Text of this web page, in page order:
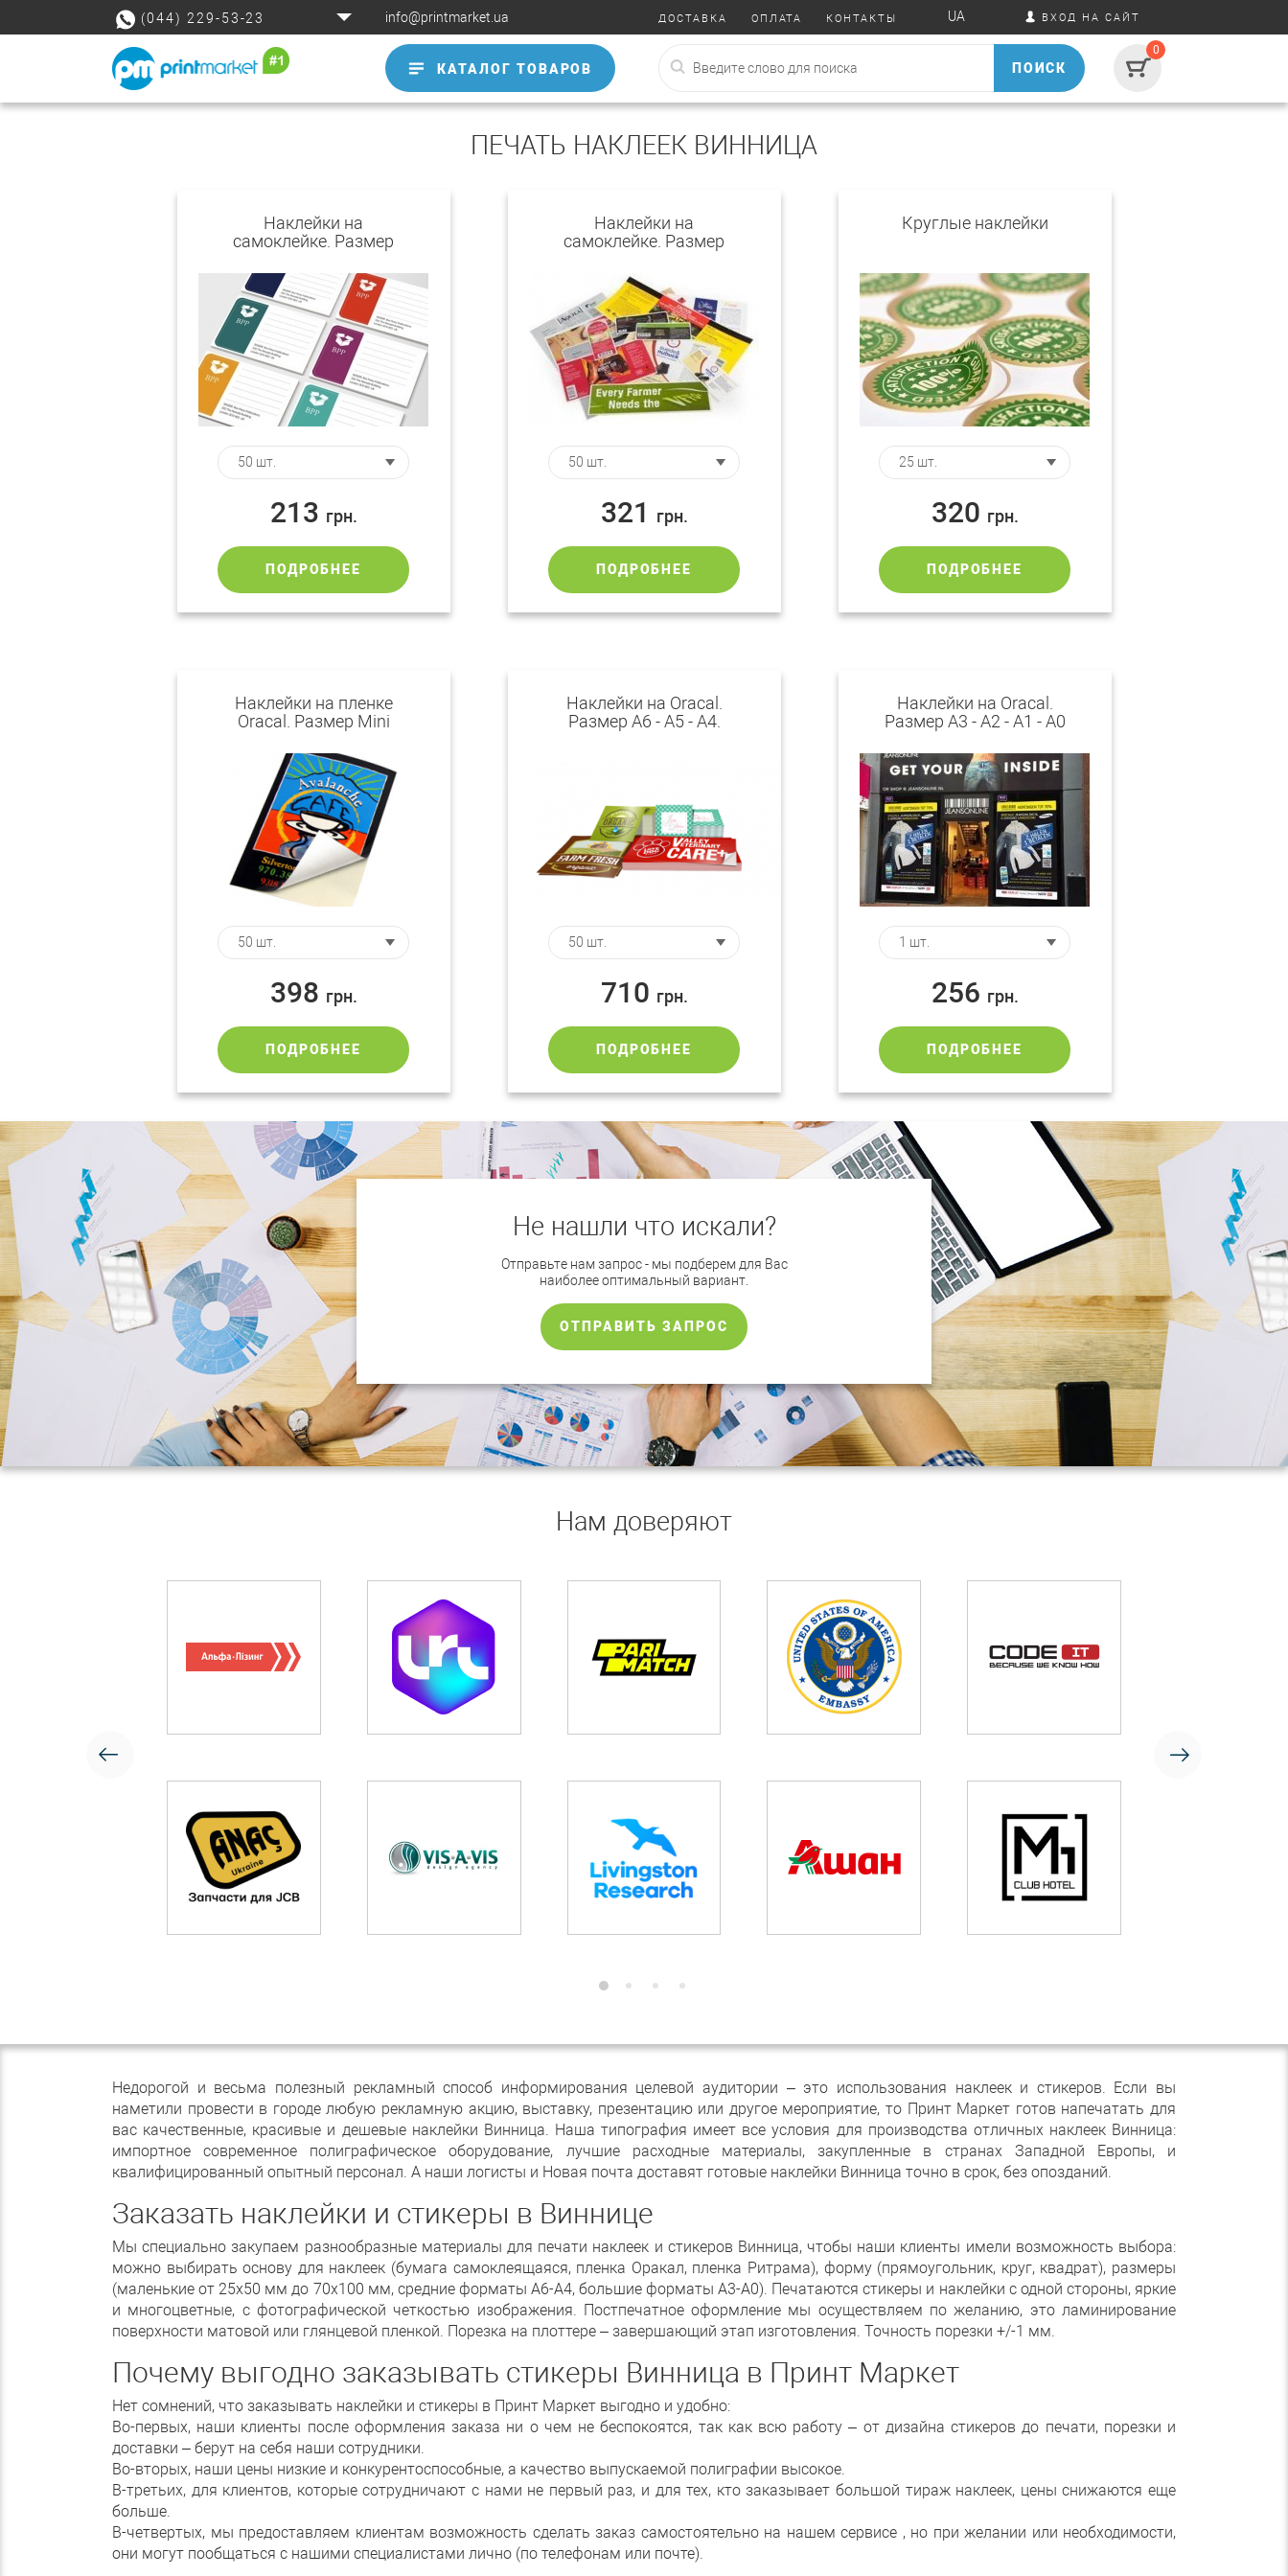
(044) 229-53-23 info@printmarket.ua ДОСТАВКА ОПЛАТА КОНТАКТЫ UA ВХОД НА САЙТ
КАТАЛОГ ТОВАРОВ ПОИСК
0
ПЕЧАТЬ НАКЛЕЕК ВИННИЦА
Наклейки на
самоклейке. Размер
213 грн.
ПОДРОБНЕЕ
Наклейки на
самоклейке. Размер
321 грн.
ПОДРОБНЕЕ
Круглые наклейки
320 грн.
ПОДРОБНЕЕ
Наклейки на пленке
Oracal. Размер Mini
398 грн.
ПОДРОБНЕЕ
Наклейки на Oracal.
Размер А6 - А5 - А4.
710 грн.
ПОДРОБНЕЕ
Наклейки на Oracal.
Размер А3 - А2 - А1 - А0
256 грн.
ПОДРОБНЕЕ
Не нашли что искали?
Отправьте нам запрос - мы подберем для Вас
наиболее оптимальный вариант.
ОТПРАВИТЬ ЗАПРОС
Нам доверяют
Недорогой и весьма полезный рекламный способ информирования целевой аудитории – это использования наклеек и стикеров. Если вы
наметили провести в городе любую рекламную акцию, выставку, презентацию или другое мероприятие, то Принт Маркет готов напечатать для
вас качественные, красивые и дешевые наклейки Винница. Наша типография имеет все условия для производства отличных наклеек Винница:
импортное современное полиграфическое оборудование, лучшие расходные материалы, закупленные в странах Западной Европы, и
квалифицированный опытный персонал. А наши логисты и Новая почта доставят готовые наклейки Винница точно в срок, без опозданий.
Заказать наклейки и стикеры в Виннице
Мы специально закупаем разнообразные материалы для печати наклеек и стикеров Винница, чтобы наши клиенты имели возможность выбора:
можно выбирать основу для наклеек (бумага самоклеящаяся, пленка Оракал, пленка Ритрама), форму (прямоугольник, круг, квадрат), размеры
(маленькие от 25х50 мм до 70х100 мм, средние форматы А6-А4, большие форматы А3-А0). Печатаются стикеры и наклейки с одной стороны, яркие
и многоцветные, с фотографической четкостью изображения. Постпечатное оформление мы осуществляем по желанию, это ламинирование
поверхности матовой или глянцевой пленкой. Порезка на плоттере – завершающий этап изготовления. Точность порезки +/-1 мм.
Почему выгодно заказывать стикеры Винница в Принт Маркет
Нет сомнений, что заказывать наклейки и стикеры в Принт Маркет выгодно и удобно:
Во-первых, наши клиенты после оформления заказа ни о чем не беспокоятся, так как всю работу – от дизайна стикеров до печати, порезки и
доставки – берут на себя наши сотрудники.
Во-вторых, наши цены низкие и конкурентоспособные, а качество выпускаемой полиграфии высокое.
В-третьих, для клиентов, которые сотрудничают с нами не первый раз, и для тех, кто заказывает большой тираж наклеек, цены снижаются еще
больше.
В-четвертых, мы предоставляем клиентам возможность сделать заказ самостоятельно на нашем сервисе , но при желании или необходимости,
они могут пообщаться с нашими специалистами лично (по телефонам или почте).